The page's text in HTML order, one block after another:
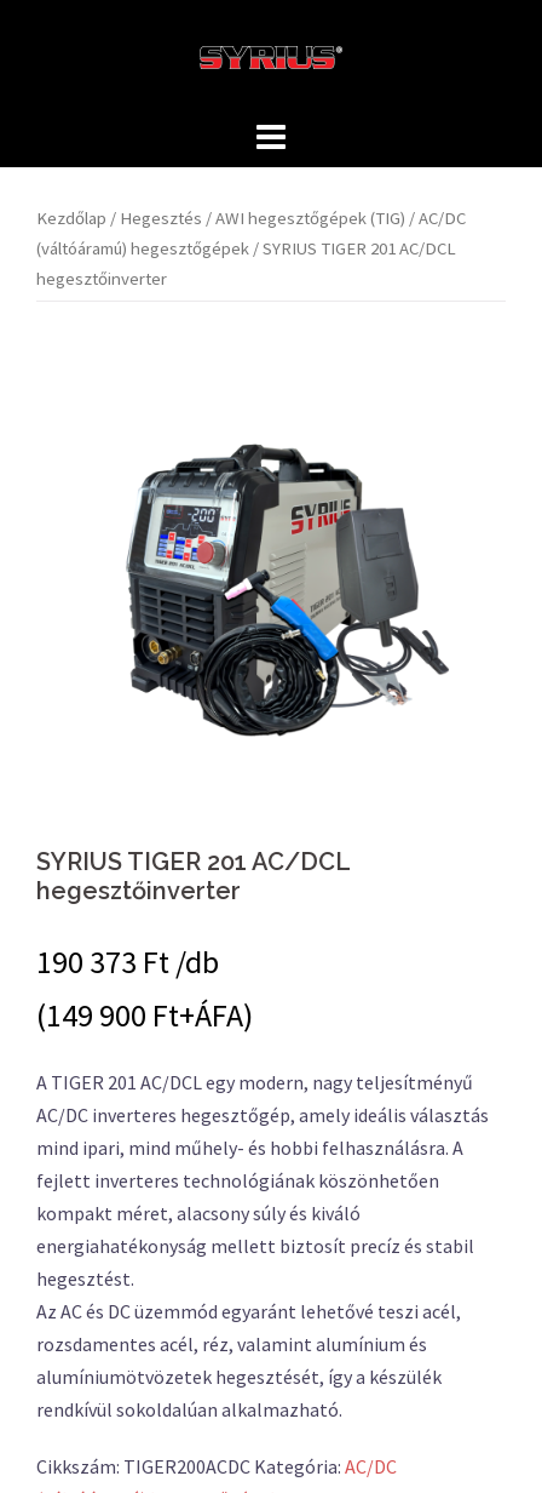
Kezdőlap / Hegesztés /AWI hegesztőgépek (TIG) /AC/DC
(váltóáramú) hegesztőgépek / SYRIUS TIGER 201 AC/DCL
hegesztőinverter
SYRIUS TIGER 201 AC/DCL
hegesztőinverter
190 373 Ft /db
(149 900 Ft+ÁFA)
A TIGER 201 AC/DCL egy modern, nagy teljesítményű
AC/DC inverteres hegesztőgép, amely ideális választás
mind ipari, mind műhely- és hobbi felhasználásra. A
fejlett inverteres technológiának köszönhetően
kompakt méret, alacsony súly és kiváló
energiahatékonyság mellett biztosít precíz és stabil
hegesztést.
Az AC és DC üzemmód egyaránt lehetővé teszi acél,
rozsdamentes acél, réz, valamint alumínium és
alumíniumötvözetek hegesztését, így a készülék
rendkívül sokoldalúan alkalmazható.
Cikkszám: TIGER200ACDC Kategória: AC/DC